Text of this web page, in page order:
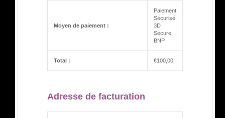
Moyen de paiement :
Paiement
Sécurisé
3D
Secure
BNP
Total : €100,00
Adresse de facturation